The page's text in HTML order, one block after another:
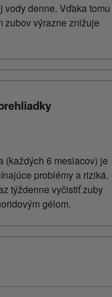
denne. Vďaka tomu
zubov výrazne znižuje
(každých 6 mesiacov) je
problémy a riziká.
týždenne vyčistiť zuby
gélom.